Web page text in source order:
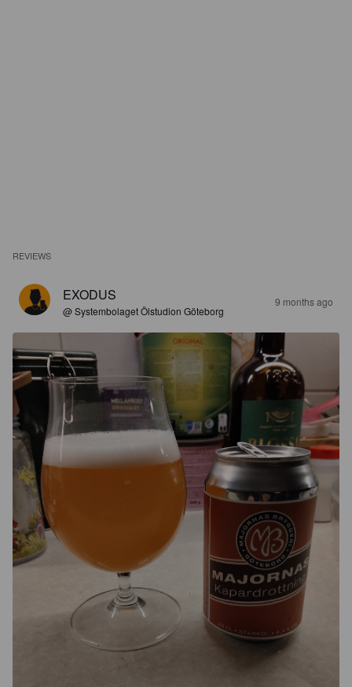
REVIEWS
EXODUS
@ Systembolaget Ölstudion Göteborg
9 months ago